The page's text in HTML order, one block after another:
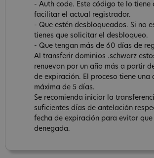
- Auth code. Este código te lo tiene
facilitar el actual registrador.
- Que estén desbloqueados. Si no
tienes que solicitar el desbloqueo.
- Que tengan más de 60 días de
Al transferir dominios .schwarz
renuevan por un año más a partir
de expiración. El proceso tiene una
máxima de 5 días.
Se recomienda iniciar la
suficientes días de antelación
fecha de expiración para evitar que
denegada.